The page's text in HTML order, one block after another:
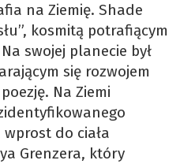
na Ziemię. Shade
kosmitą potrafiącym
swojej planecie był
się rozwojem
Na Ziemi
do ciała
Grenzera, który